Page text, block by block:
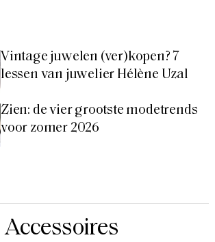
Vintage juwelen (ver)kopen? 7
lessen van juwelier Hélène Uzal
Zien: de vier grootste modetrends
voor zomer 2026
Accessoires